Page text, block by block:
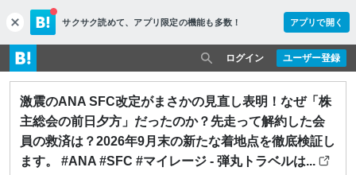
c
l
o
s
e
サクサク読めて、 アプリ限定の機能も多数！ アプリで開く
ユーザー登録
ログイン
激震のANA SFC改定がまさかの見直し表明！なぜ「株
主総会の前日夕方」だったのか？先走って解約した会
員の救済は？2026年9月末の新たな着地点を徹底検証し
ます。 #ANA #SFC #マイレージ - 弾丸トラベルは...